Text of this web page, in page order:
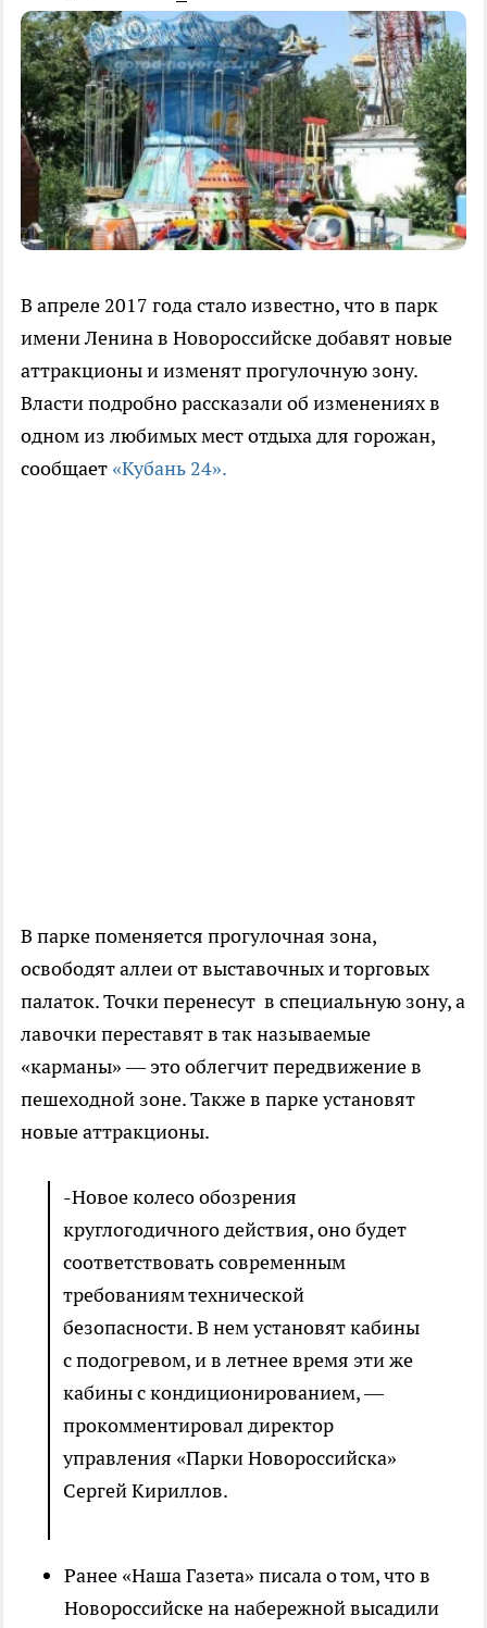
В апреле 2017 года стало известно, что в парк
имени Ленина в Новороссийске добавят новые
аттракционы и изменят прогулочную зону.
Власти подробно рассказали об изменениях в
одном из любимых мест отдыха для горожан,
сообщает «Кубань 24».
В парке поменяется прогулочная зона,
освободят аллеи от выставочных и торговых
палаток. Точки перенесут в специальную зону, а
лавочки переставят в так называемые
«карманы» — это облегчит передвижение в
пешеходной зоне. Также в парке установят
новые аттракционы.
-Новое колесо обозрения
круглогодичного действия, оно будет
соответствовать современным
требованиям технической
безопасности. В нем установят кабины
с подогревом, и в летнее время эти же
кабины с кондиционированием, —
прокомментировал директор
управления «Парки Новороссийска»
Сергей Кириллов.
Ранее «Наша Газета» писала о том, что в
Новороссийске на набережной высадили